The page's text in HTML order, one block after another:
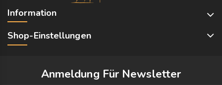
Information
Shop-Einstellungen
Anmeldung Für Newsletter